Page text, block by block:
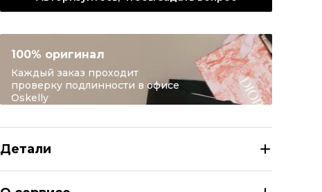
100% оригинал
Каждый заказ проходит
проверку подлинности в офисе
Oskelly
Детали